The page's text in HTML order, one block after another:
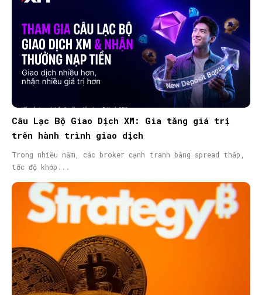
Câu Lạc Bộ Giao Dịch XM: Gia tăng giá trị
trên hành trình giao dịch
Trong nhiều năm, các broker cạnh tranh bằng spread thấp,
tốc độ khớp...